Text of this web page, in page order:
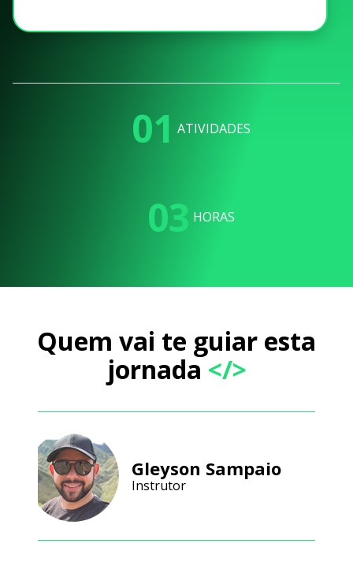
01 ATIVIDADES
03 HORAS
Quem vai te guiar esta
jornada </>
Gleyson Sampaio
Instrutor